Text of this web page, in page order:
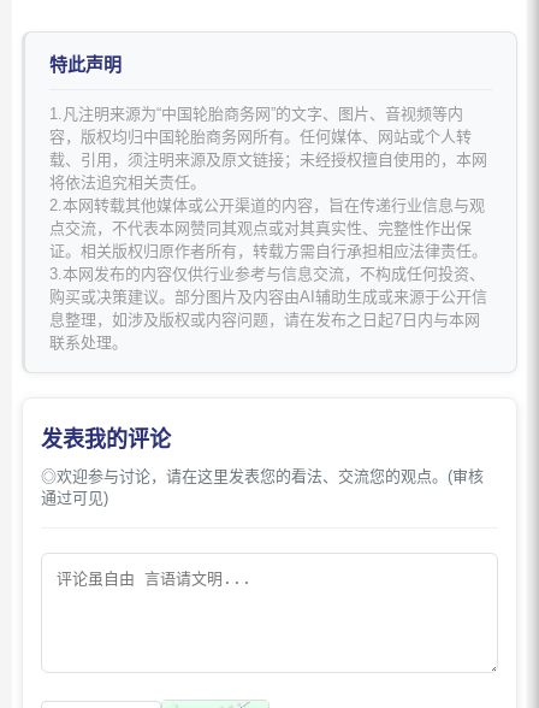
特此声明
1.凡注明来源为“中国轮胎商务网”的文字、图片、音视频等内
容，版权均归中国轮胎商务网所有。任何媒体、网站或个人转
载、引用，须注明来源及原文链接；未经授权擅自使用的，本网
将依法追究相关责任。
2.本网转载其他媒体或公开渠道的内容，旨在传递行业信息与观
点交流，不代表本网赞同其观点或对其真实性、完整性作出保
证。相关版权归原作者所有，转载方需自行承担相应法律责任。
3.本网发布的内容仅供行业参考与信息交流，不构成任何投资、
购买或决策建议。部分图片及内容由AI辅助生成或来源于公开信
息整理，如涉及版权或内容问题，请在发布之日起7日内与本网
联系处理。
发表我的评论
◎欢迎参与讨论，请在这里发表您的看法、交流您的观点。(审核
通过可见)